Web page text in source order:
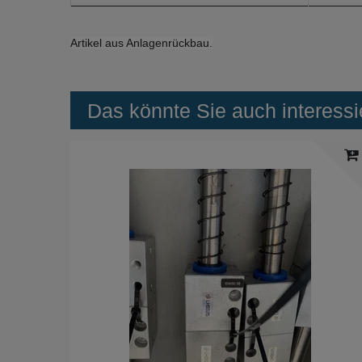
Artikel aus Anlagenrückbau.
Das könnte Sie auch